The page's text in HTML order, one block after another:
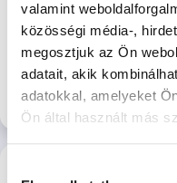
valamint
közösségi média-,
megosztjuk az Ön
adatait, akik
adatokkal, amelyeket
Ön által használt más
Péntek esti egyéni
2026-08-14 18:00
Kőbányai